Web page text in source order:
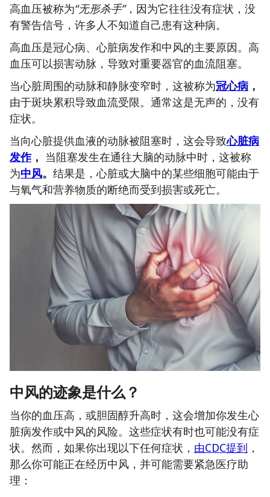
高血压被称为“无形杀手”，因为它往往没有症状，没
有警告信号，许多人不知道自己患有这种病。
高血压是冠心病、心脏病发作和中风的主要原因。高
血压可以损害动脉，导致对重要器官的血流阻塞。
当心脏周围的动脉和静脉变窄时，这被称为冠心病 ，
由于斑块累积导致血流受限。通常这是无声的，没有
症状。
当向心脏提供血液的动脉被阻塞时，这会导致心脏病
发作， 当阻塞发生在通往大脑的动脉中时，这被称
为中风。 结果是，心脏或大脑中的某些细胞可能由于
与氧气和营养物质的断绝而受到损害或死亡。
中风的迹象是什么？
当你的血压高，或胆固醇升高时，这会增加你发生心
脏病发作或中风的风险。这些症状有时也可能没有症
状。然而，如果你出现以下任何症状， 由CDC提到 ，
那么你可能正在经历中风，并可能需要紧急医疗助
理：